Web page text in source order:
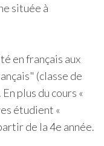
située à
en français aux
(classe de
plus du cours «
étudient «
de la 4e année.